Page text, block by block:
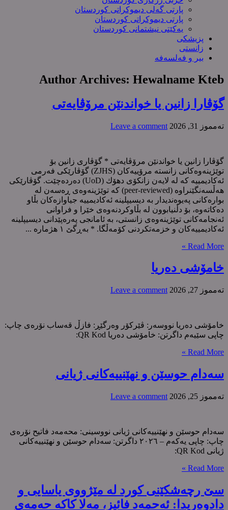
پارتی گەلی دیموکراتی کوردستان
پارتی دیموکراتی کوردستان
یەکێتی نیشتمانی کوردستان
پزیشکی
زانستی
بیر و فەلسەفە
Author Archives: Hewalname Kteb
گۆڤارا زانین یا خواندنێن مرۆڤایەتی
ته‌مموز 31, 2026 Leave a comment
گۆڤارا زانین یا خواندنێن مرۆڤایەتی * گۆڤاری زانین بۆ
توێژینەوەکانی زانستە مرۆییەکان (ZJHS) گۆڤارێکی فەرمی
ئەکادیمییە کە لە لایەن زانکۆی دهۆك (UoD) دەردەچێت. گۆڤارێکی
هەڵسەنگێنراوە (peer-reviewed) کە توێژینەوەی ڕەسەن لە
بوارەکانی پەیوەندیدار بە دیسیپلینە ئەکادیمییە جیاوازەکان بڵاو
دەکاتەوە، بۆ دڵنیابوون لە بڵاوکردنەوەی خێرا و فراوانی
ئەنجامەکانی توێژینەوەی زانستی، بە ئامانجی پەرەپێدانی دیسیپلینە
ئەکادیمییەکان و خزمەتکردنی کۆمەڵگا. * بەڕگێ ١ هژمارە ...
Read More »
خامۆشی دەریا
ته‌مموز 27, 2026 Leave a comment
خامۆشی دەریا نووسەر: ڤێرکۆر وەرگێڕ: فازڵ قەساب نۆرەی چاپ:
چاپی سێیەم داگرتن: خامۆشی دەریا QR Kod:
Read More »
سەدام حوسێن و نهێنییەکانی ژیانی
ته‌مموز 25, 2026 Leave a comment
سەدام حوسێن و نهێنییەکانی ژیانی نووسینی: محەمەد فاتیح نۆرەی
چاپ: چاپی یەکەم – ٢٠٢٦ داگرتن: سەدام حوسێن و نهێنییەکانی
ژیانی QR Kod:
Read More »
سێ رچەشکێنی کورد لە مێژووی یاسایی و
دادوەریدا: ئەحمەد فائیز، مەلا کاکە حەمەی